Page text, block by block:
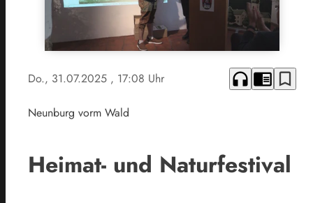
Do., 31.07.2025 , 17:08 Uhr headphones chrome_reader_mode bookmark_border
Neunburg vorm Wald
Heimat- und Naturfestival